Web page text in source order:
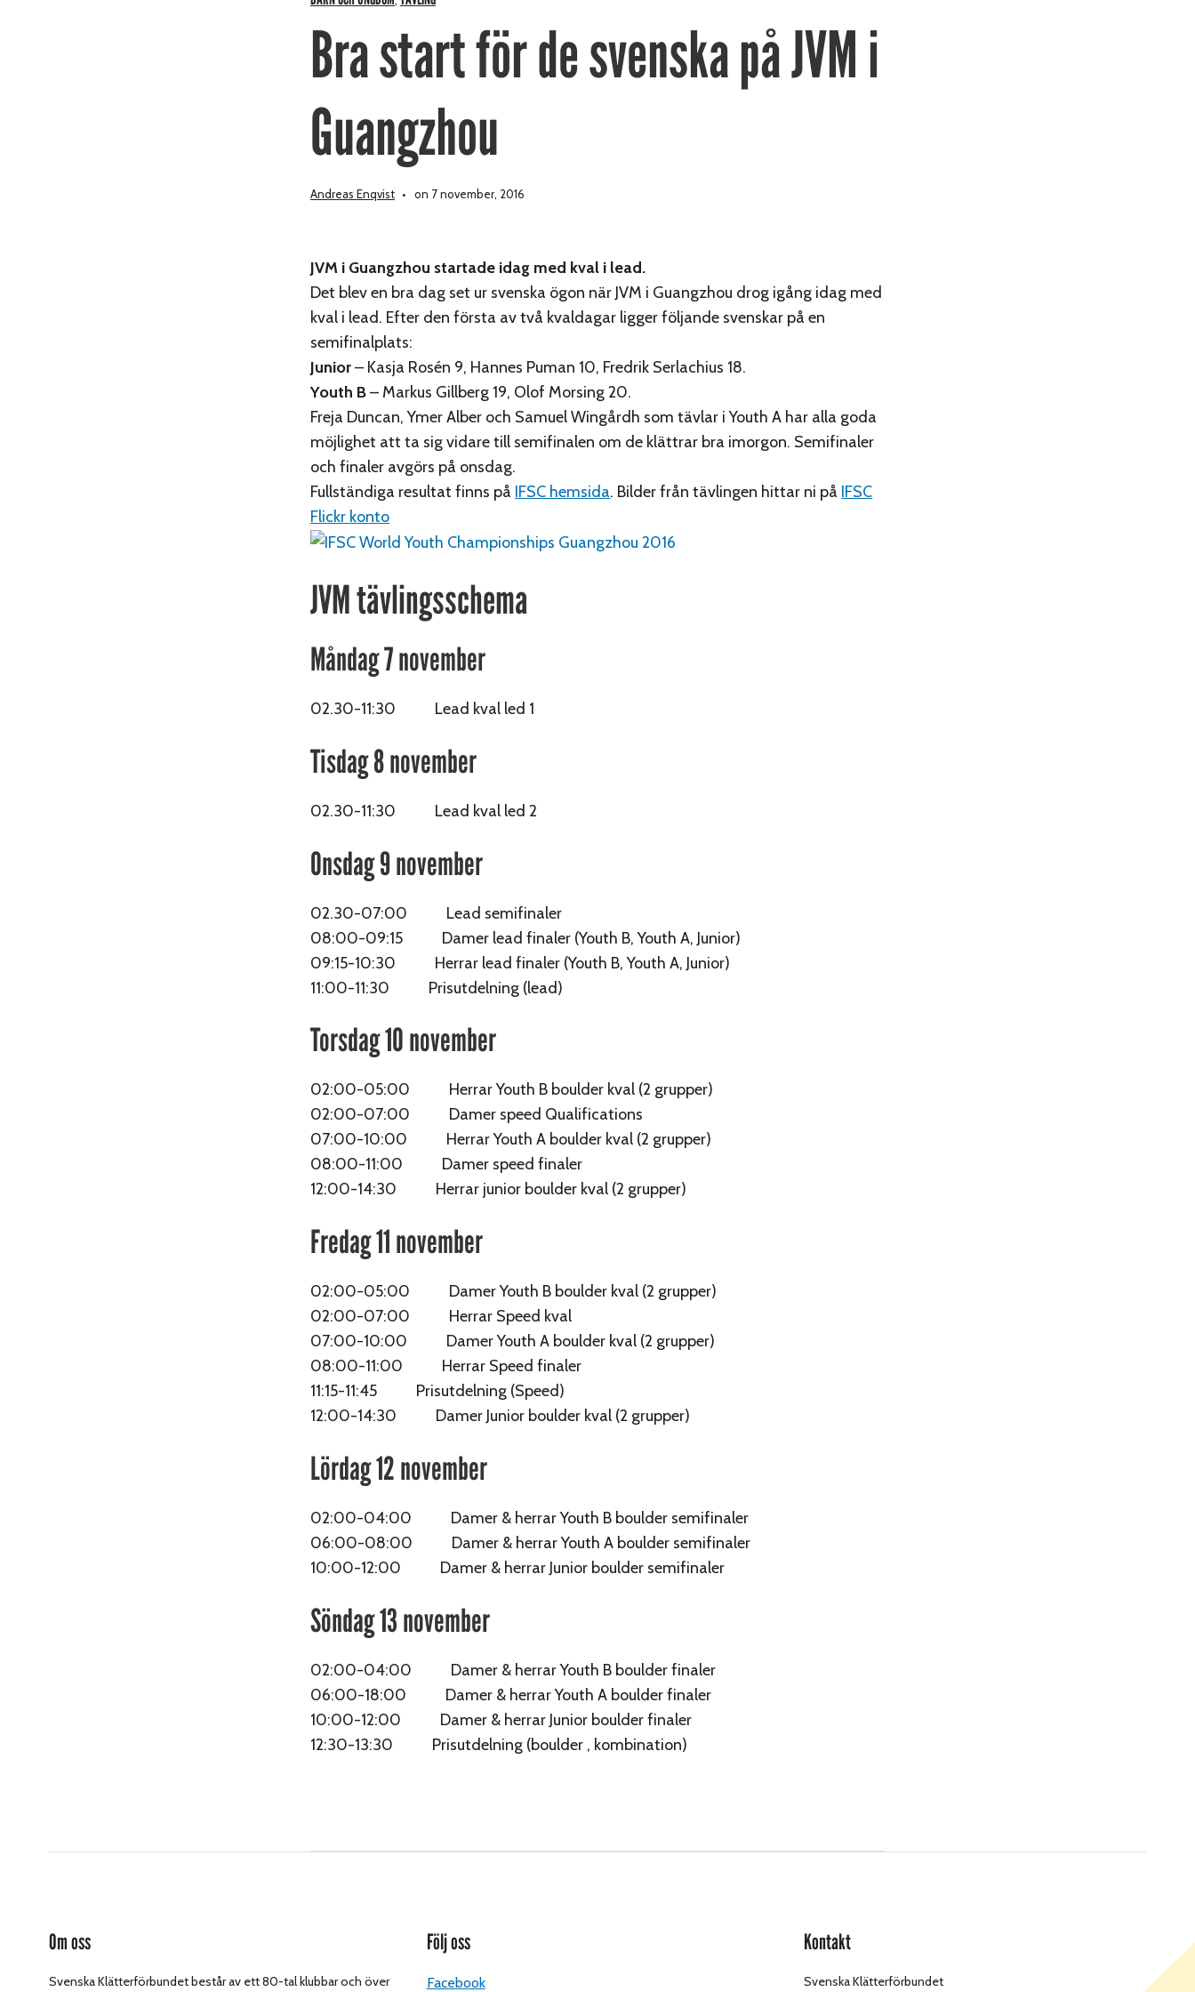
Bra start för de svenska på JVM i
Guangzhou
Andreas Enqvist on 7 november, 2016
JVM i Guangzhou startade idag med kval i lead.
Det blev en bra dag set ur svenska ögon när JVM i Guangzhou drog igång idag med
kval i lead. Efter den första av två kvaldagar ligger följande svenskar på en
semifinalplats:
Junior– Kasja Rosén 9, Hannes Puman 10, Fredrik Serlachius 18.
Youth B– Markus Gillberg 19, Olof Morsing 20.
Freja Duncan, Ymer Alber och Samuel Wingårdh som tävlar i Youth A har alla goda
möjlighet att ta sig vidare till semifinalen om de klättrar bra imorgon. Semifinaler
och finaler avgörs på onsdag.
Fullständiga resultat finns på IFSC hemsida. Bilder från tävlingen hittar ni på IFSC
Flickr konto
JVM tävlingsschema
Måndag 7 november
02.30-11:30 Lead kval led 1
Tisdag 8 november
02.30-11:30 Lead kval led 2
Onsdag 9 november
02.30-07:00 Lead semifinaler
08:00-09:15 Damer lead finaler (Youth B, Youth A, Junior)
09:15-10:30 Herrar lead finaler (Youth B, Youth A, Junior)
11:00-11:30 Prisutdelning (lead)
Torsdag 10 november
02:00-05:00 Herrar Youth B boulder kval (2 grupper)
02:00-07:00 Damer speed Qualifications
07:00-10:00 Herrar Youth A boulder kval (2 grupper)
08:00-11:00 Damer speed finaler
12:00-14:30 Herrar junior boulder kval (2 grupper)
Fredag 11 november
02:00-05:00 Damer Youth B boulder kval (2 grupper)
02:00-07:00 Herrar Speed kval
07:00-10:00 DamerYouth A boulder kval (2 grupper)
08:00-11:00 Herrar Speed finaler
11:15-11:45 Prisutdelning (Speed)
12:00-14:30 Damer Junior boulder kval (2 grupper)
Lördag 12 november
02:00-04:00 Damer & herrar Youth B boulder semifinaler
06:00-08:00 Damer & herrar Youth A boulder semifinaler
10:00-12:00 Damer & herrar Junior boulder semifinaler
Söndag 13 november
02:00-04:00 Damer & herrar Youth B boulder finaler
06:00-18:00 Damer & herrar Youth A boulder finaler
10:00-12:00 Damer & herrar Junior boulder finaler
12:30-13:30 Prisutdelning (boulder , kombination)
Om oss
Svenska Klätterförbundet består av ett 80-tal klubbar och över
Följ oss
Facebook
Kontakt
Svenska Klätterförbundet